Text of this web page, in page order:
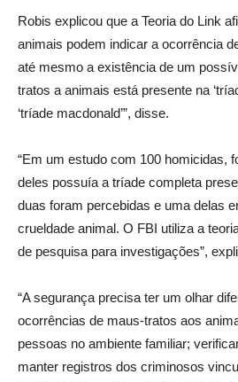
Robis explicou que a Teoria do Link
animais podem indicar a ocorrência
até mesmo a existência de um
tratos a animais está presente na
‘tríade macdonald’”, disse.
“Em um estudo com 100 homicidas,
deles possuía a tríade completa
duas foram percebidas e uma delas
crueldade animal. O FBI utiliza a
de pesquisa para investigações”,
“A segurança precisa ter um olhar
ocorrências de maus-tratos aos
pessoas no ambiente familiar;
manter registros dos criminosos